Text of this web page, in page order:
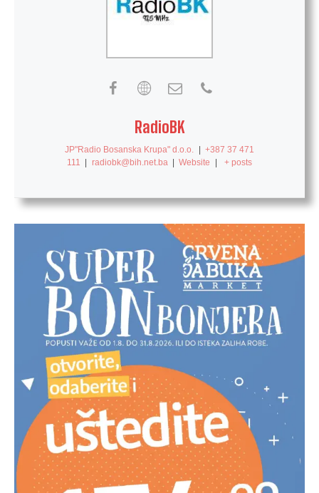
RadioBK
JP"Radio Bosanska Krupa" d.o.o. | +387 37 471
111
| radiobk@bih.net.ba | Website | + posts